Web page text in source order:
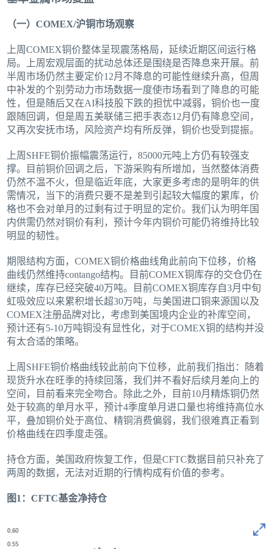
（一）COMEX/沪铜市场观察
上周COMEX铜价整体呈现震荡格局，延续近期区间运行格
局。上周宏观层面的扰动总体还是围绕是否降息来开展。前
半周市场仍然主要定价12月不降息的可能性继续升高，但周
中补发的个别劳动力市场数据一度使市场看到了降息的可能
性，但是随后又在AI科技股下跌的担忧中减弱，铜价也一度
跟随回调，但是周五美联储三把手表态12月仍有降息空间，
又再次安抚市场，风险资产均有所反弹，铜价也受到提振。
上周SHFE铜价振幅震荡运行，85000元吨上方仍有较强支
撑。目前铜价回调之后，下游采购有所增加，当然整体消费
仍然不温不火，但是临近年底，大家更多考虑的是明年的供
需情况，当下的消费只要不是差到引起较大幅度的累库，价
格也不会对单月的过剩有过于明显的定价。我们认为明年国
内供需仍然对铜价有利，预计今年内铜价可能仍将维持比较
明显的韧性。
期限结构方面，COMEX铜价格曲线角此前向下位移，价格
曲线仍然维持contango结构。目前COMEX铜库存的交仓仍在
继续，库存已经突破40万吨。目前COMEX铜库存自3月中旬
虹吸效应以来累积增长超30万吨，与美国进口铜来源国以及
COMEX注册品牌对比，考虑到美国境内企业的补库空间，
预计还有5-10万吨铜没有显性化，对于COMEX铜的结构并没
有太合适的策略。
上周SHFE铜价格曲线较此前向下位移，此前我们指出：随着
现货升水在旺季的持续回落，我们并不看好后续月差向上的
空间，目前看来完全吻合。除此之外，目前10月精炼铜仍然
处于较高的单月水平，预计4季度单月进口量也将维持高位水
平，叠加铜价处于高位、精铜消费偏弱，我们很难真正看到
价格曲线在四季度走强。
持仓方面，美国政府恢复工作，但是CFTC数据目前只补充了
两周的数据，无法对近期的行情构成有价值的参考。
图1：CFTC基金净持仓